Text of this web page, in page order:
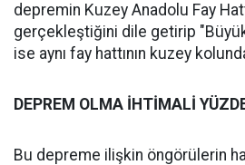
depremin Kuzey Anadolu Fay
gerçekleştiğini dile getirip
ise aynı fay hattının kuzey
DEPREM OLMA İHTİMALİ
Bu depreme ilişkin öngörülerin